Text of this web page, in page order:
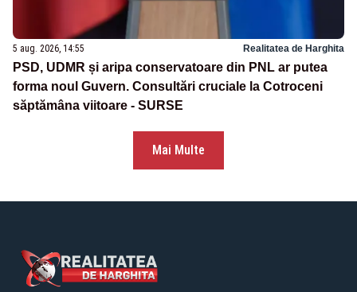
5 aug. 2026, 14:55 Realitatea de Harghita
PSD, UDMR și aripa conservatoare din PNL ar putea
forma noul Guvern. Consultări cruciale la Cotroceni
săptămâna viitoare - SURSE
Mai Multe